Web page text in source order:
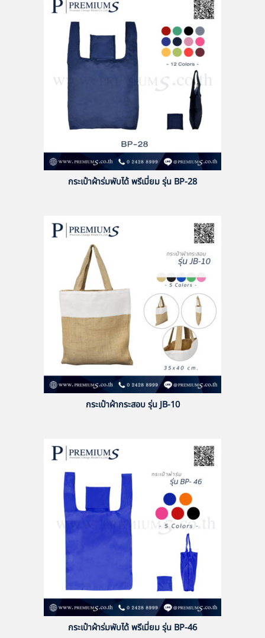
กระเป๋าผ้าร่มพับได้ พรีเมี่ยม รุ่น BP-28
กระเป๋าผ้ากระสอบ รุ่น JB-10
กระเป๋าผ้าร่มพับได้ พรีเมี่ยม รุ่น BP-46